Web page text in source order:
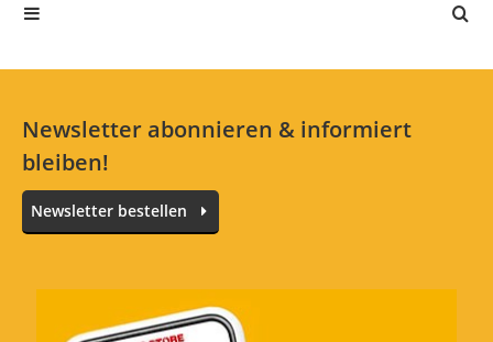
Newsletter abonnieren & informiert
bleiben!
Newsletter bestellen